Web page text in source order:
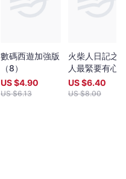
數碼西遊加強版
（8）
US $4.90
US $6.13
火柴人日記之
人最緊要有心
US $6.40
US $8.00